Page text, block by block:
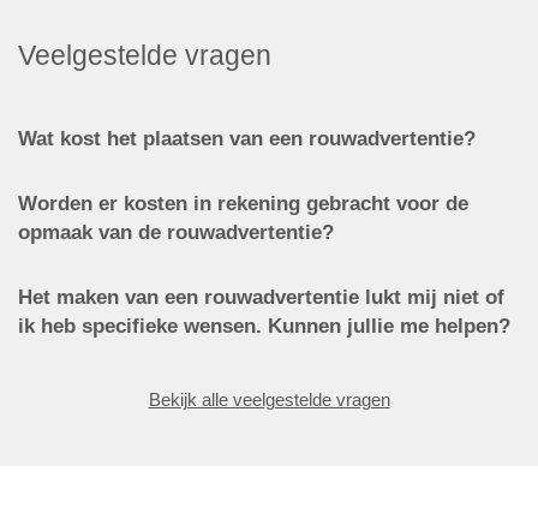
Veelgestelde vragen
Wat kost het plaatsen van een rouwadvertentie?
Worden er kosten in rekening gebracht voor de
opmaak van de rouwadvertentie?
Het maken van een rouwadvertentie lukt mij niet of
ik heb specifieke wensen. Kunnen jullie me helpen?
Bekijk alle veelgestelde vragen